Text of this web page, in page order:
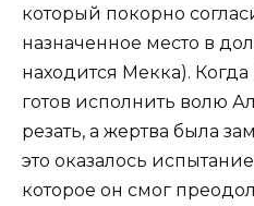
который покорно
назначенное место в
находится Мекка).
готов исполнить волю
резать, а жертва была
это оказалось
которое он смог